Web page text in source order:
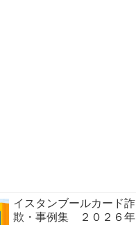
イスタンブールカード詐
欺・事例集 ２０２６年